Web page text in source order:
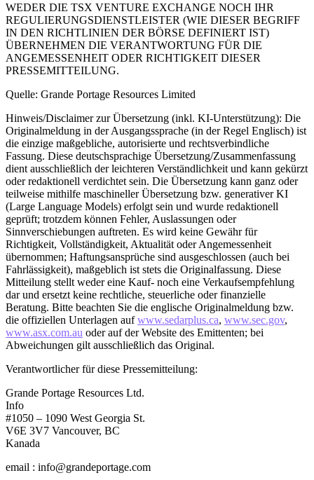
WEDER DIE TSX VENTURE EXCHANGE NOCH IHR
REGULIERUNGSDIENSTLEISTER (WIE DIESER BEGRIFF
IN DEN RICHTLINIEN DER BÖRSE DEFINIERT IST)
ÜBERNEHMEN DIE VERANTWORTUNG FÜR DIE
ANGEMESSENHEIT ODER RICHTIGKEIT DIESER
PRESSEMITTEILUNG.
Quelle: Grande Portage Resources Limited
Hinweis/Disclaimer zur Übersetzung (inkl. KI-Unterstützung): Die
Originalmeldung in der Ausgangssprache (in der Regel Englisch) ist
die einzige maßgebliche, autorisierte und rechtsverbindliche
Fassung. Diese deutschsprachige Übersetzung/Zusammenfassung
dient ausschließlich der leichteren Verständlichkeit und kann gekürzt
oder redaktionell verdichtet sein. Die Übersetzung kann ganz oder
teilweise mithilfe maschineller Übersetzung bzw. generativer KI
(Large Language Models) erfolgt sein und wurde redaktionell
geprüft; trotzdem können Fehler, Auslassungen oder
Sinnverschiebungen auftreten. Es wird keine Gewähr für
Richtigkeit, Vollständigkeit, Aktualität oder Angemessenheit
übernommen; Haftungsansprüche sind ausgeschlossen (auch bei
Fahrlässigkeit), maßgeblich ist stets die Originalfassung. Diese
Mitteilung stellt weder eine Kauf- noch eine Verkaufsempfehlung
dar und ersetzt keine rechtliche, steuerliche oder finanzielle
Beratung. Bitte beachten Sie die englische Originalmeldung bzw.
die offiziellen Unterlagen aufwww.sedarplus.ca, www.sec.gov,
www.asx.com.au oder auf der Website des Emittenten; bei
Abweichungen gilt ausschließlich das Original.
Verantwortlicher für diese Pressemitteilung:
Grande Portage Resources Ltd.
Info
#1050 – 1090 West Georgia St.
V6E 3V7 Vancouver, BC
Kanada
email : info@grandeportage.com